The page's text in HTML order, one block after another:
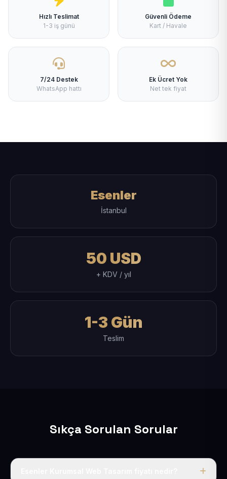
Hızlı Teslimat
1-3 iş günü
Güvenli Ödeme
Kart / Havale
7/24 Destek
WhatsApp hattı
Ek Ücret Yok
Net tek fiyat
Esenler
İstanbul
50 USD
+ KDV / yıl
1-3 Gün
Teslim
Sıkça Sorulan Sorular